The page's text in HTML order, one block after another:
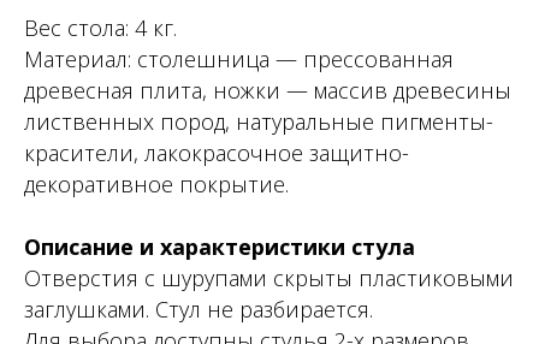
Вес стола: 4 кг.
Материал: столешница — прессованная
древесная плита, ножки — массив древесины
лиственных пород, натуральные пигменты-
красители, лакокрасочное защитно-
декоративное покрытие.
Описание и характеристики стула
Отверстия с шурупами скрыты пластиковыми
заглушками. Стул не разбирается.